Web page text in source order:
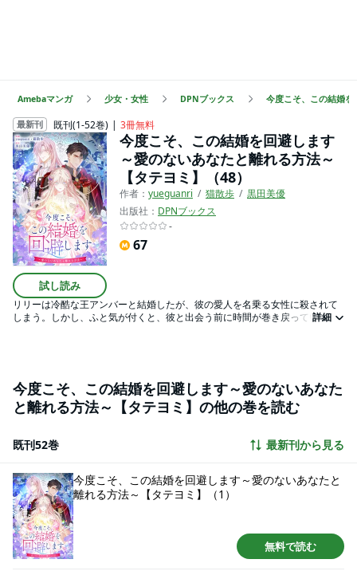
Amebaマンガ 少女・女性 DPNブックス 今度こそ、この結婚
最新刊 既刊(1-52巻) 3冊無料
試し読み
今度こそ、この結婚を回避します
～愛のないあなたと離れる方法～
【タテヨミ】（48）
作者： yueguanri 猫散歩
黒田美優
出版社： DPNブックス
-
67
リリーは冷酷な王アンバーと結婚したが、彼の愛人を名乗る女性に殺されて
しまう。しかし、ふと気が付くと、彼と出会う前に時間が巻き戻っていた。
詳細
今度こそ、この結婚を回避します～愛のないあなた
と離れる方法～【タテヨミ】の他の巻を読む
既刊52巻 最新刊から見る
今度こそ、この結婚を回避します～愛のないあなたと
離れる方法～【タテヨミ】（1）
無料で読む